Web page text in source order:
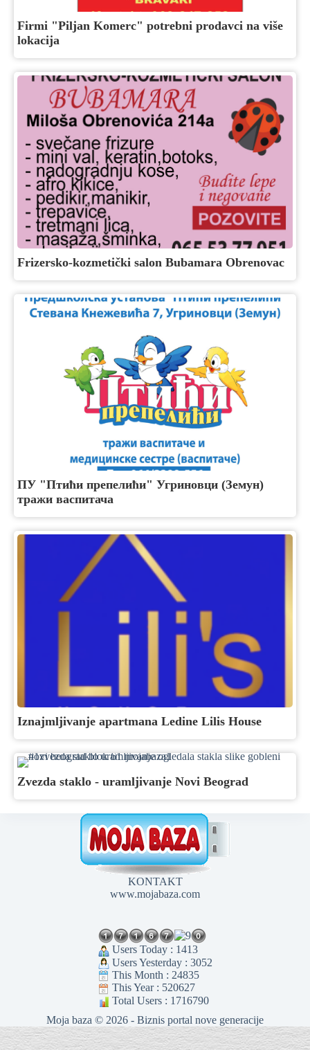
Firmi "Piljan Komerc" potrebni prodavci na više
lokacija
Frizersko-kozmetički salon Bubamara Obrenovac
ПУ "Птићи препелићи" Угриновци (Земун)
тражи васпитача
Iznajmljivanje apartmana Ledine Lilis House
Zvezda staklo - uramljivanje Novi Beograd
KONTAKT
www.mojabaza.com
Users Today : 1413
Users Yesterday : 3052
This Month : 24835
This Year : 520627
Total Users : 1716790
Moja baza © 2026 - Biznis portal nove generacije